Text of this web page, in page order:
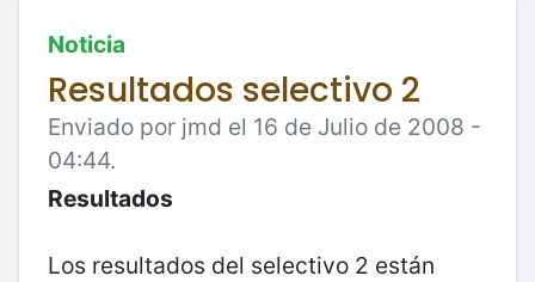
Noticia
Resultados selectivo 2
Enviado por jmd el 16 de Julio de 2008 -
04:44.
Resultados
Los resultados del selectivo 2 están